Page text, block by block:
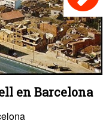
en Barcelona